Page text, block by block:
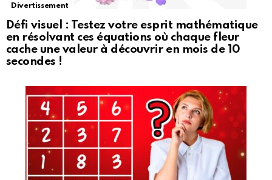
Divertissement
Défi visuel : Testez votre esprit mathématique
en résolvant ces équations où chaque fleur
cache une valeur à découvrir en mois de 10
secondes !